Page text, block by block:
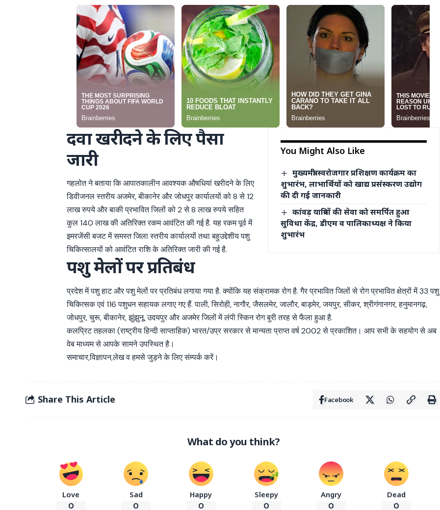
You Might Also Like
मुख्यमंत्री स्वरोजगार प्रशिक्षण कार्यक्रम का
शुभारंभ, लाभार्थियों को खाद्य प्रसंस्करण उद्योग
की दी गई जानकारी
कांवड़ यात्रियों की सेवा को समर्पित हुआ
सुविधा केंद्र, डीएम व पालिकाध्यक्ष ने किया
शुभारंभ
दवा खरीदने के लिए पैसा
जारी
गहलोत ने बताया कि आपातकालीन आवश्यक औषधियां खरीदने के लिए
डिवीजनल स्तरीय अजमेर, बीकानेर और जोधपुर कार्यालयों को 8 से 12
लाख रुपये और बाकी प्रभावित जिलों को 2 से 8 लाख रुपये सहित
कुल 140 लाख की अतिरिक्त रकम आवंटित की गई है. यह रकम पूर्व में
इमरजेंसी बजट में समस्त जिला स्तरीय कार्यालयों तथा बहुउद्देशीय पशु
चिकित्सालयों को आवंटित राशि के अतिरिक्त जारी की गई है.
पशु मेलों पर प्रतिबंध
प्रदेश में पशु हाट और पशु मेलों पर प्रतिबंध लगाया गया है. क्योंकि यह संक्रामक रोग है. गैर प्रभावित जिलों से रोग प्रभावित क्षेत्रों में 33 पशु
चिकित्सक एवं 116 पशुधन सहायक लगाए गए हैं. पाली, सिरोही, नागौर, जैसलमेर, जालौर, बाड़मेर, जयपुर, सीकर, श्रीगंगानगर, हनुमानगढ़,
जोधपुर, चुरू, बीकानेर, झुंझुनू, उदयपुर और अजमेर जिलों में लंपी स्किन रोग बुरी तरह से फैला हुआ है.
कलप्रिट तहलका (राष्ट्रीय हिन्दी साप्ताहिक) भारत/उप्र सरकार से मान्यता प्राप्त वर्ष 2002 से प्रकाशित। आप सभी के सहयोग से अब
वेब माध्यम से आपके सामने उपस्थित है।
समाचार,विज्ञापन,लेख व हमसे जुड़ने के लिए संम्पर्क करें।
Share This Article Facebook
What do you think?
Love
0
Sad
0
Happy
0
Sleepy
0
Angry
0
Dead
0